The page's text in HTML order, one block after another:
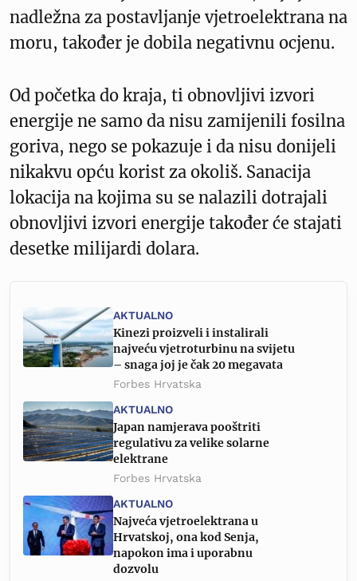
nadležna za postavljanje vjetroelektrana na
moru, također je dobila negativnu ocjenu.
Od početka do kraja, ti obnovljivi izvori
energije ne samo da nisu zamijenili fosilna
goriva, nego se pokazuje i da nisu donijeli
nikakvu opću korist za okoliš. Sanacija
lokacija na kojima su se nalazili dotrajali
obnovljivi izvori energije također će stajati
desetke milijardi dolara.
AKTUALNO
Kinezi proizveli i instalirali
najveću vjetroturbinu na svijetu
– snaga joj je čak 20 megavata
Forbes Hrvatska
AKTUALNO
Japan namjerava pooštriti
regulativu za velike solarne
elektrane
Forbes Hrvatska
AKTUALNO
Najveća vjetroelektrana u
Hrvatskoj, ona kod Senja,
napokon ima i uporabnu
dozvolu